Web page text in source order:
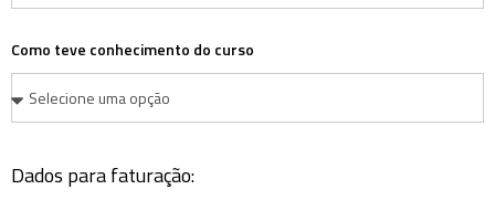
Como teve conhecimento do curso
Dados para faturação: